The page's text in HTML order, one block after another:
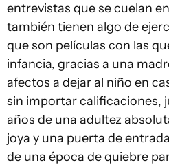
entrevistas que se cuelan
también tienen algo de
que son películas con las
infancia, gracias a una
afectos a dejar al niño en
sin importar calificaciones,
años de una adultez
joya y una puerta de
de una época de quiebre